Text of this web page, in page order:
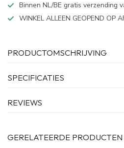
Binnen NL/BE gratis verzending
WINKEL ALLEEN GEOPEND OP
PRODUCTOMSCHRIJVING
SPECIFICATIES
REVIEWS
GERELATEERDE PRODUCTEN